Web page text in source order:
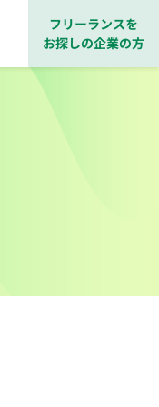
フリーランスを
お探しの企業の方